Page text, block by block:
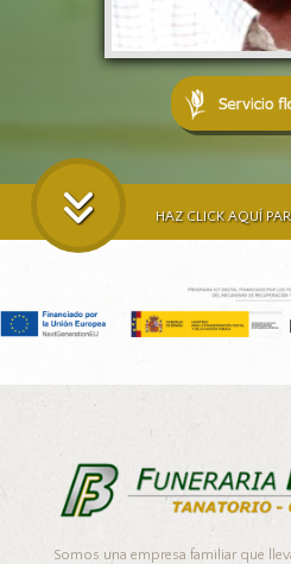
HAZ CLICK AQUÍ
Somos una empresa familiar que